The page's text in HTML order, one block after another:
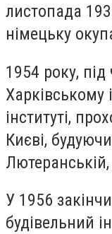
листопада
німецьку
1954 року,
Харківському
інституті,
Києві,
У 1956
будівельний